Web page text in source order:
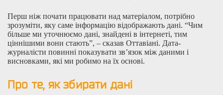
Перш ніж почати працювати над матеріалом, потрібно
зрозуміти, яку саме інформацію відображають дані. “Чим
більше ми уточнюємо дані, знайдені в інтернеті, тим
ціннішими вони стають”, – сказав Оттавіані. Дата-
журналісти повинні показувати зв’язок між даними і
висновками, які ми робимо на їх основі.
Про те, як збирати дані